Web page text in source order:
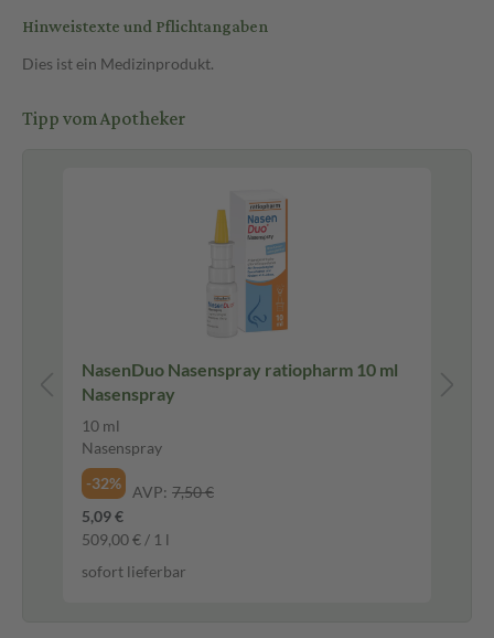
Hinweistexte und Pflichtangaben
Dies ist ein Medizinprodukt.
Tipp vom Apotheker
NasenDuo Nasenspray ratiopharm 10 ml
Nasenspray
10 ml
Nasenspray
-32%
AVP: 7,50 €
5,09 €
509,00 € / 1 l
sofort lieferbar